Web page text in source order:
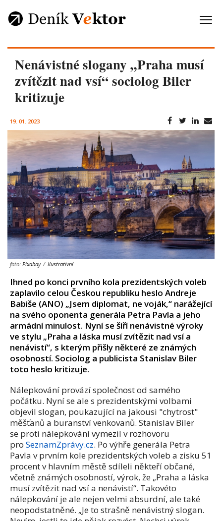
Nenávistné slogany „Praha musí
zvítězit nad vsí“ sociolog Biler
kritizuje
19. 01. 2023
foto: Pixabay / Ilustrativní
Ihned po konci prvního kola prezidentských voleb
zaplavilo celou Českou republiku heslo Andreje
Babiše (ANO) „Jsem diplomat, ne voják,“ narážející
na svého oponenta generála Petra Pavla a jeho
armádní minulost. Nyní se šíří nenávistné výroky
ve stylu „Praha a láska musí zvítězit nad vsí a
nenávistí“, s kterým přišly některé ze známých
osobností. Sociolog a publicista Stanislav Biler
toto heslo kritizuje.
Nálepkování provází společnost od samého
počátku. Nyní se ale s prezidentskými volbami
objevil slogan, poukazující na jakousi "chytrost"
měšťanů a buranství venkovanů. Stanislav Biler
se proti nálepkování vymezil v rozhovoru
pro SeznamZprávy.cz. Po výhře generála Petra
Pavla v prvním kole prezidentských voleb a zisku 51
procent v hlavním městě sdíleli někteří občané,
včetně známých osobností, výrok, že „Praha a láska
musí zvítězit nad vsí a nenávistí“. Takovéto
nálepkování je ale nejen velmi absurdní, ale také
neopodstatněné. „Je to strašně nenávistný slogan.